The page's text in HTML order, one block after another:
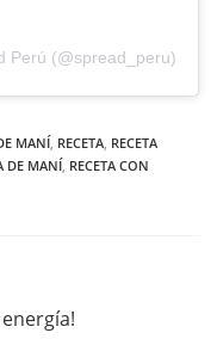
Perú (@spread_peru)
MANÍ RECETA RECETA
DE MANÍ RECETA CON